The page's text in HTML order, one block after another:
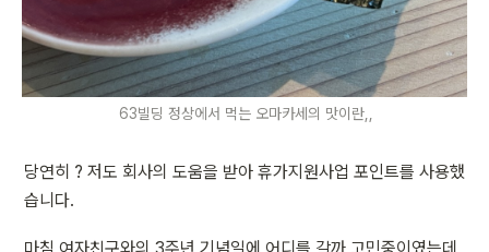
63빌딩 정상에서 먹는 오마카세의 맛이란,,
당연히 ? 저도 회사의 도움을 받아 휴가지원사업 포인트를 사용했
습니다.